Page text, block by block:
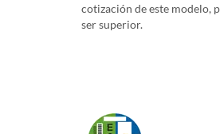
cotización de este modelo,
ser superior.